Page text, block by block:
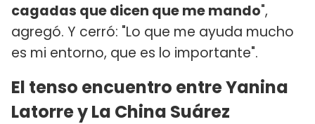
cagadas que dicen que me mando",
agregó. Y cerró: "Lo que me ayuda mucho
es mi entorno, que es lo importante".
El tenso encuentro entre Yanina
Latorre y La China Suárez